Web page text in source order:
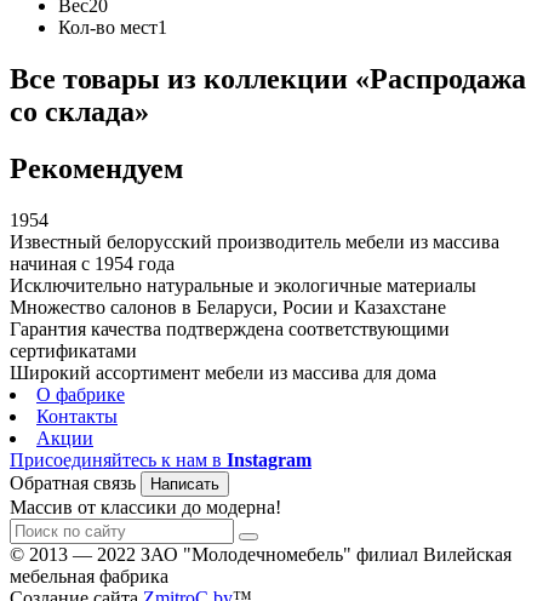
Вес20
Кол-во мест1
Все товары из коллекции «Распродажа
со склада»
Рекомендуем
1954
Известный белорусский производитель мебели из массива
начиная с 1954 года
Исключительно натуральные и экологичные материалы
Множество салонов в Беларуси, Росии и Казахстане
Гарантия качества подтверждена соответствующими
сертификатами
Широкий ассортимент мебели из массива для дома
О фабрике
Контакты
Акции
Присоединяйтесь к нам в Instagram
Обратная связь
Написать
Массив от классики до модерна!
© 2013 — 2022 ЗАО "Молодечномебель" филиал Вилейская
мебельная фабрика